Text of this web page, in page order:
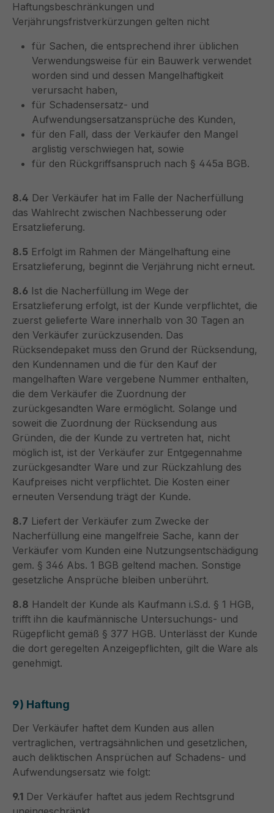
Haftungsbeschränkungen und
Verjährungsfristverkürzungen gelten nicht
für Sachen, die entsprechend ihrer üblichen
Verwendungsweise für ein Bauwerk verwendet
worden sind und dessen Mangelhaftigkeit
verursacht haben,
für Schadensersatz- und
Aufwendungsersatzansprüche des Kunden,
für den Fall, dass der Verkäufer den Mangel
arglistig verschwiegen hat, sowie
für den Rückgriffsanspruch nach § 445a BGB.
8.4 Der Verkäufer hat im Falle der Nacherfüllung
das Wahlrecht zwischen Nachbesserung oder
Ersatzlieferung.
8.5 Erfolgt im Rahmen der Mängelhaftung eine
Ersatzlieferung, beginnt die Verjährung nicht erneut.
8.6 Ist die Nacherfüllung im Wege der
Ersatzlieferung erfolgt, ist der Kunde verpflichtet, die
zuerst gelieferte Ware innerhalb von 30 Tagen an
den Verkäufer zurückzusenden. Das
Rücksendepaket muss den Grund der Rücksendung,
den Kundennamen und die für den Kauf der
mangelhaften Ware vergebene Nummer enthalten,
die dem Verkäufer die Zuordnung der
zurückgesandten Ware ermöglicht. Solange und
soweit die Zuordnung der Rücksendung aus
Gründen, die der Kunde zu vertreten hat, nicht
möglich ist, ist der Verkäufer zur Entgegennahme
zurückgesandter Ware und zur Rückzahlung des
Kaufpreises nicht verpflichtet. Die Kosten einer
erneuten Versendung trägt der Kunde.
8.7 Liefert der Verkäufer zum Zwecke der
Nacherfüllung eine mangelfreie Sache, kann der
Verkäufer vom Kunden eine Nutzungsentschädigung
gem. § 346 Abs. 1 BGB geltend machen. Sonstige
gesetzliche Ansprüche bleiben unberührt.
8.8 Handelt der Kunde als Kaufmann i.S.d. § 1 HGB,
trifft ihn die kaufmännische Untersuchungs- und
Rügepflicht gemäß § 377 HGB. Unterlässt der Kunde
die dort geregelten Anzeigepflichten, gilt die Ware als
genehmigt.
9) Haftung
Der Verkäufer haftet dem Kunden aus allen
vertraglichen, vertragsähnlichen und gesetzlichen,
auch deliktischen Ansprüchen auf Schadens- und
Aufwendungsersatz wie folgt:
9.1 Der Verkäufer haftet aus jedem Rechtsgrund